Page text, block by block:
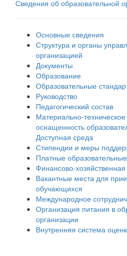
Сведения об образовательной
Основные сведения
Структура и органы
организацией
Документы
Образование
Образовательные
Руководство
Педагогический состав
Материально-
оснащенность
Доступная среда
Стипендии и меры
Платные образовательные
Финансово-хозяйственная
Вакантные места для
обучающихся
Международное
Организация питания в
организации
Внутренняя система